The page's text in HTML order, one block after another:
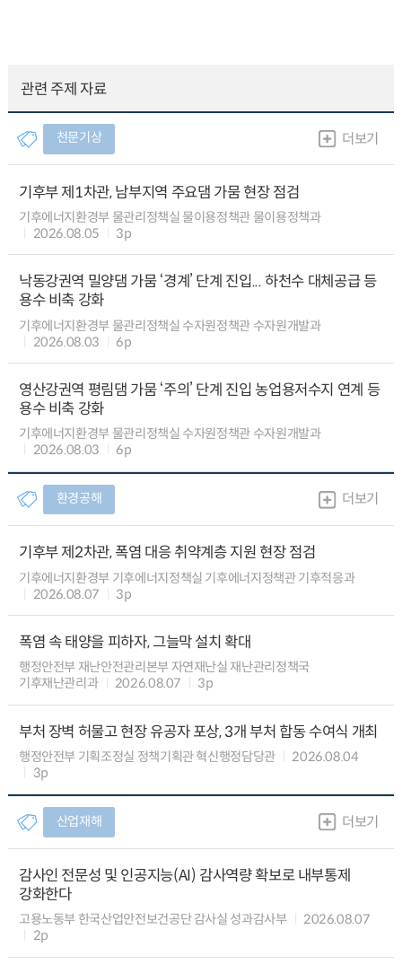
관련 주제 자료
천문기상 더보기
기후부 제1차관, 남부지역 주요댐 가뭄 현장 점검
기후에너지환경부 물관리정책실 물이용정책관 물이용정책과
2026.08.05
3p
낙동강권역 밀양댐 가뭄 ‘경계’ 단계 진입... 하천수 대체공급 등
용수 비축 강화
기후에너지환경부 물관리정책실 수자원정책관 수자원개발과
2026.08.03
6p
영산강권역 평림댐 가뭄 ‘주의’ 단계 진입 농업용저수지 연계 등
용수 비축 강화
기후에너지환경부 물관리정책실 수자원정책관 수자원개발과
2026.08.03
6p
환경공해 더보기
기후부 제2차관, 폭염 대응 취약계층 지원 현장 점검
기후에너지환경부 기후에너지정책실 기후에너지정책관 기후적응과
2026.08.07
3p
폭염 속 태양을 피하자, 그늘막 설치 확대
행정안전부 재난안전관리본부 자연재난실 재난관리정책국
기후재난관리과
2026.08.07 3p
부처 장벽 허물고 현장 유공자 포상, 3개 부처 합동 수여식 개최
행정안전부 기획조정실 정책기획관 혁신행정담당관
2026.08.04
3p
산업재해 더보기
감사인 전문성 및 인공지능(AI) 감사역량 확보로 내부통제
강화한다
고용노동부 한국산업안전보건공단 감사실 성과감사부
2026.08.07
2p